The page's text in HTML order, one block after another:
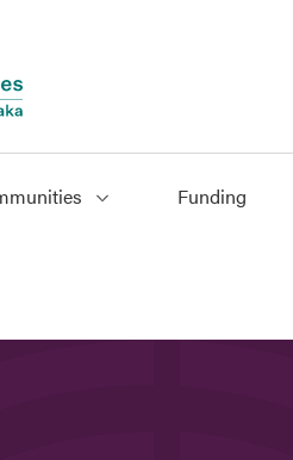
Funding